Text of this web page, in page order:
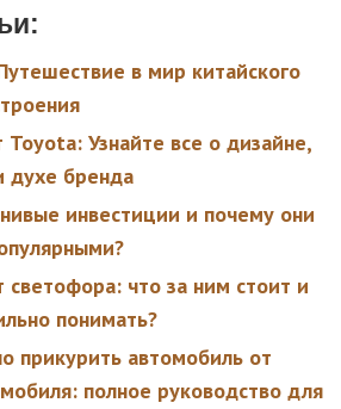
в мир китайского
Toyota: Узнайте все о дизайне,
духе бренда
инвестиции и почему они
светофора: что за ним стоит и
понимать?
прикурить автомобиль от
полное руководство для